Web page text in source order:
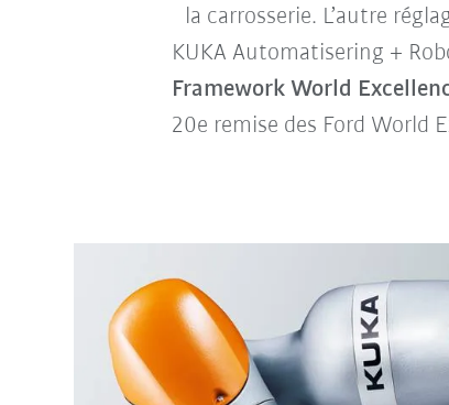
la carrosserie. L’autre
KUKA Automatisering +
Framework World
20e remise des Ford World